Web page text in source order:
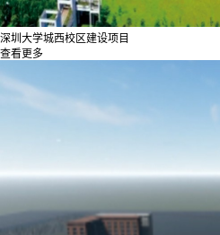
深圳大学城西校区建设项目
查看更多